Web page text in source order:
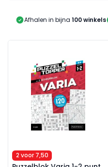
Afhalen in bijna 100 winkels
2 voor 7,50